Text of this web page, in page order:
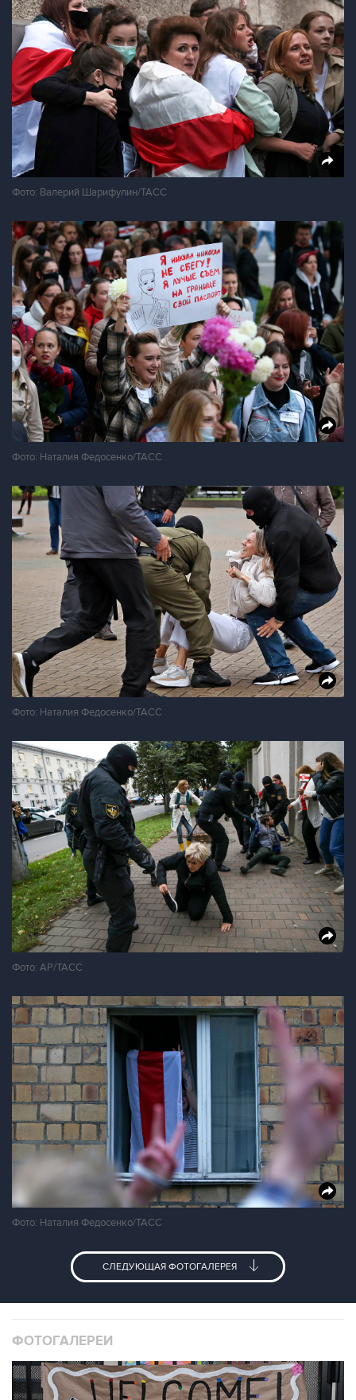
Фото: Валерий Шарифулин/ТАСС
Фото: Наталия Федосенко/ТАСС
Фото: Наталия Федосенко/ТАСС
Фото: AP/ТАСС
Фото: Наталия Федосенко/ТАСС
СЛЕДУЮЩАЯ ФОТОГАЛЕРЕЯ
ФОТОГАЛЕРЕИ